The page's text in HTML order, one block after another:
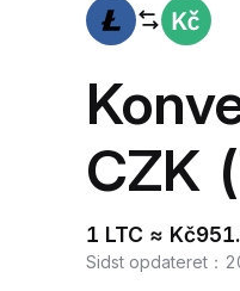
CZK
1 LTC ≈
Sidst opdateret ：